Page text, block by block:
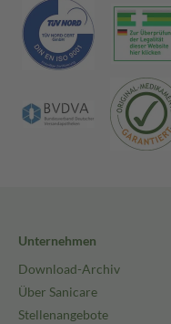
Unternehmen
Download-Archiv
Über Sanicare
Stellenangebote